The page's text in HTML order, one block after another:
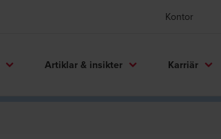
Kontor
Artiklar & insikter Karriär